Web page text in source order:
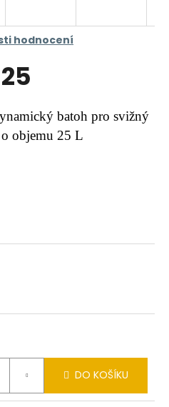
hodnocení
batoh pro svižný
objemu 25 L
DO KOŠÍKU